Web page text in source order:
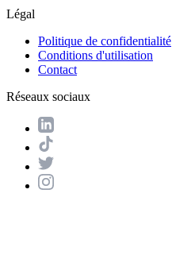
Légal
Politique de confidentialité
Conditions d'utilisation
Contact
Réseaux sociaux